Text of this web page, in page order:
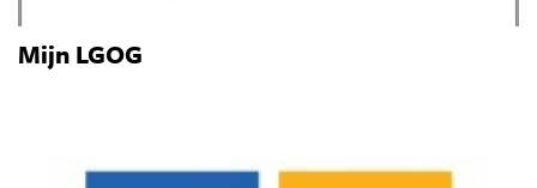
Mijn LGOG